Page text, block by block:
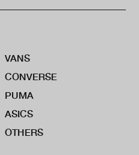
VANS
CONVERSE
PUMA
ASICS
OTHERS